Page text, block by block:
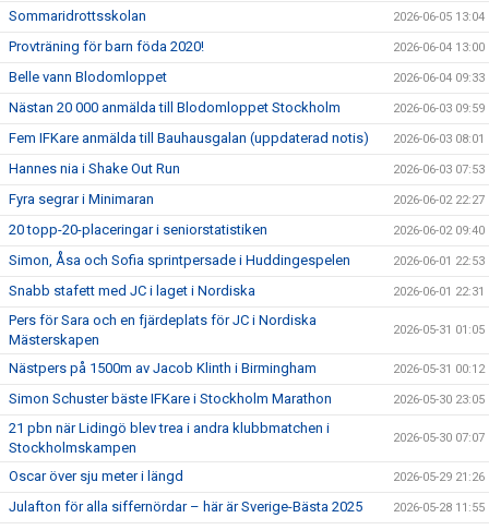
Sommaridrottsskolan 2026-06-05 13:04
Provträning för barn föda 2020! 2026-06-04 13:00
Belle vann Blodomloppet 2026-06-04 09:33
Nästan 20 000 anmälda till Blodomloppet Stockholm 2026-06-03 09:59
Fem IFKare anmälda till Bauhausgalan (uppdaterad notis) 2026-06-03 08:01
Hannes nia i Shake Out Run 2026-06-03 07:53
Fyra segrar i Minimaran 2026-06-02 22:27
20 topp-20-placeringar i seniorstatistiken 2026-06-02 09:40
Simon, Åsa och Sofia sprintpersade i Huddingespelen 2026-06-01 22:53
Snabb stafett med JC i laget i Nordiska 2026-06-01 22:31
Pers för Sara och en fjärdeplats för JC i Nordiska
Mästerskapen
2026-05-31 01:05
Nästpers på 1500m av Jacob Klinth i Birmingham 2026-05-31 00:12
Simon Schuster bäste IFKare i Stockholm Marathon 2026-05-30 23:05
21 pbn när Lidingö blev trea i andra klubbmatchen i
Stockholmskampen
2026-05-30 07:07
Oscar över sju meter i längd 2026-05-29 21:26
Julafton för alla siffernördar – här är Sverige-Bästa 2025 2026-05-28 11:55